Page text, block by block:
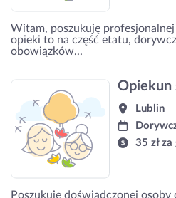
Witam, poszukuję
opieki to na część etatu,
obowiązków...
Opiekun
Lublin
35 zł
Poszukuję doświadczonej